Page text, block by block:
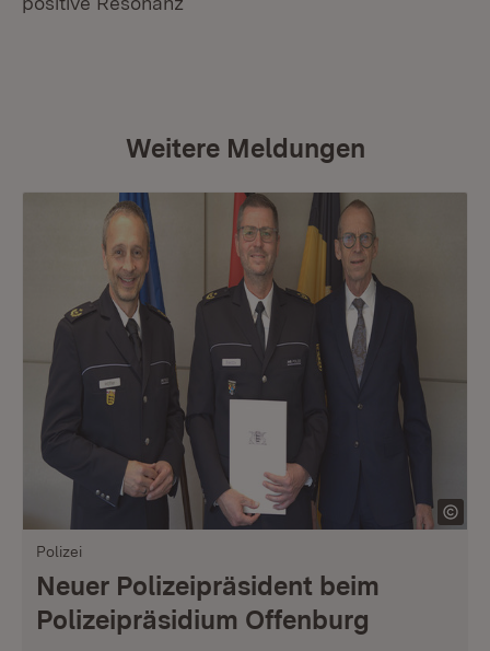
Weitere Meldungen
Polizei
Neuer Polizeipräsident beim
Polizeipräsidium Offenburg